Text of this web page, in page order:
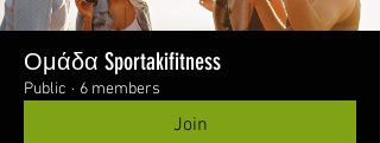
Ομάδα Sportakifitness
Public · 6 members
Join